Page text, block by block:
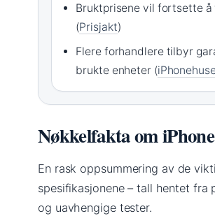
Bruktprisene vil fortsette å
(Prisjakt)
Flere forhandlere tilbyr
brukte enheter (
Nøkkelfakta om
En rask oppsummering av de
spesifikasjonene – tall hentet fra
og uavhengige tester.